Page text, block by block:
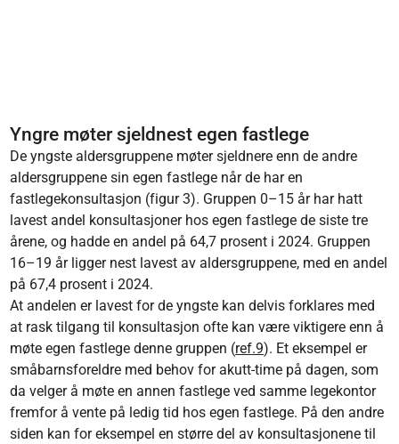
Yngre møter sjeldnest egen fastlege
De yngste aldersgruppene møter sjeldnere enn de andre
aldersgruppene sin egen fastlege når de har en
fastlegekonsultasjon (figur 3). Gruppen 0–15 år har hatt
lavest andel konsultasjoner hos egen fastlege de siste tre
årene, og hadde en andel på 64,7 prosent i 2024. Gruppen
16–19 år ligger nest lavest av aldersgruppene, med en andel
på 67,4 prosent i 2024.
At andelen er lavest for de yngste kan delvis forklares med
at rask tilgang til konsultasjon ofte kan være viktigere enn å
møte egen fastlege denne gruppen (ref.9). Et eksempel er
småbarnsforeldre med behov for akutt-time på dagen, som
da velger å møte en annen fastlege ved samme legekontor
fremfor å vente på ledig tid hos egen fastlege. På den andre
siden kan for eksempel en større del av konsultasjonene til